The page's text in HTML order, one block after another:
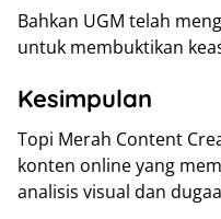
Bahkan UGM telah
untuk membuktikan
Kesimpulan
Topi Merah Content
konten online yang
analisis visual dan